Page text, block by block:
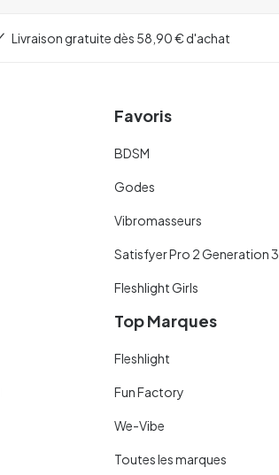
Livraison gratuite dès 58,90 € d'achat
Favoris
BDSM
Godes
Vibromasseurs
Satisfyer Pro 2 Generation 3
Fleshlight Girls
Top Marques
Fleshlight
Fun Factory
We-Vibe
Toutes les marques